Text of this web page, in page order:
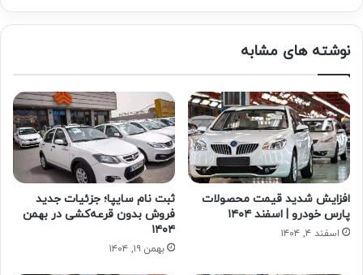
نوشته های مشابه
افزایش شدید قیمت محصولات
پارس خودرو | اسفند ۱۴۰۴
اسفند ۴, ۱۴۰۴
ثبت نام سایپا؛ جزئیات جدید
فروش بدون قرعه‌کشی در بهمن
۱۴۰۴
بهمن ۱۹, ۱۴۰۴